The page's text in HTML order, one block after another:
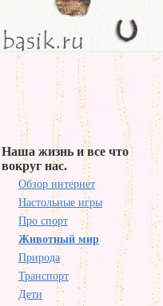
Наша жизнь и все что
вокруг нас.
Обзор интернет
Настольные игры
Про спорт
Животный мир
Природа
Транспорт
Дети